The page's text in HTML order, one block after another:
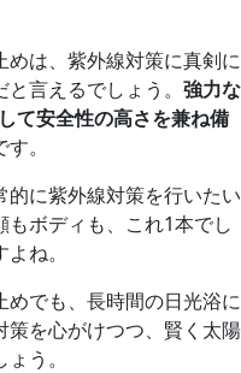
は、紫外線対策に真剣に
言えるでしょう。 強力な
て安全性の高さを兼ね備
す。
に紫外線対策を行いたい
ボディも、これ1本でし
ね。
めでも、長時間の日光浴に
策を心がけつつ、賢く太陽
う。